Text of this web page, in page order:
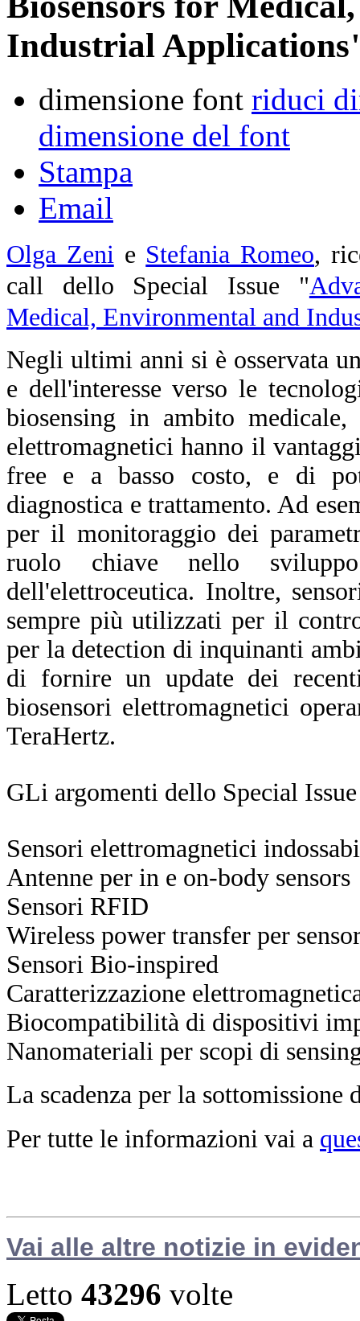
Industrial
dimensione font riduci
dimensione del font
Stampa
Email
Olga Zeni e Stefania Romeo,
call dello Special Issue "
Medical, Environmental and
Negli ultimi anni si è osservata
e dell'interesse verso le
biosensing in ambito
elettromagnetici hanno il
free e a basso costo, e di
diagnostica e trattamento. Ad
per il monitoraggio dei
ruolo chiave nello
dell'elettroceutica. Inoltre,
sempre più utilizzati per il
per la detection di inquinanti
di fornire un update dei
biosensori elettromagnetici
TeraHertz.
GLi argomenti dello Special
Sensori elettromagnetici
Antenne per in e on-body sensors
Sensori RFID
Wireless power transfer per
Sensori Bio-inspired
Caratterizzazione
Biocompatibilità di dispositivi
Nanomateriali per scopi di
La scadenza per la
Per tutte le informazioni vai a
Vai alle altre notizie in
Letto 43296 volte